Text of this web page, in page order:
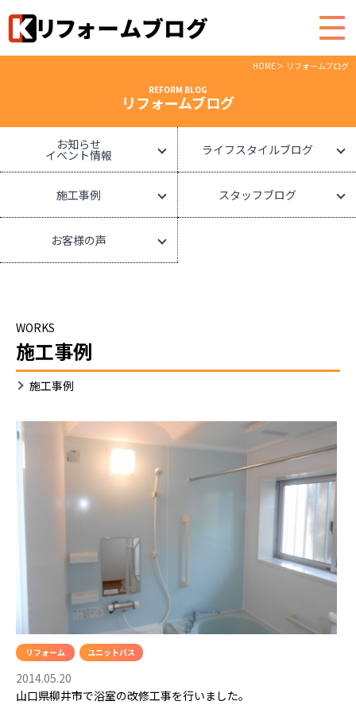
REFORM BLOG
リフォームブログ
HOME リフォームブログ
お知らせ
イベント情報 ライフスタイルブログ
施工事例 スタッフブログ
お客様の声
WORKS
施工事例
施工事例
リフォーム ユニットバス
2014.05.20
山口県柳井市で浴室の改修工事を行いました。